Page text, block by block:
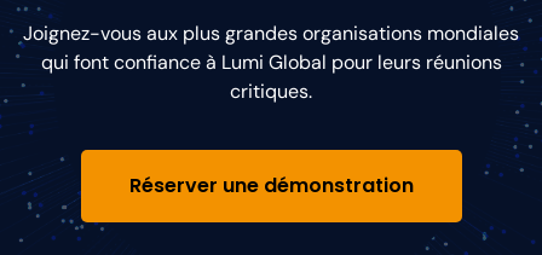
Joignez-vous aux plus grandes organisations mondiales
qui font confiance à Lumi Global pour leurs réunions
critiques.
Réserver une démonstration